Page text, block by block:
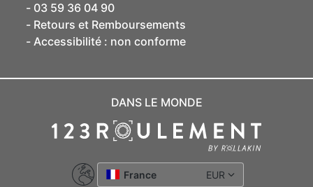
03 59 36 04 90
Retours et Remboursements
Accessibilité : non conforme
DANS LE MONDE
France EUR